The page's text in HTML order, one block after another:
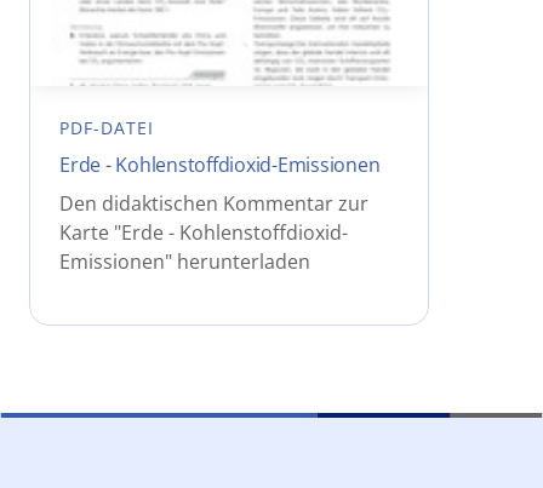
PDF-DATEI
Erde - Kohlenstoffdioxid-Emissionen
Den didaktischen Kommentar zur
Karte "Erde - Kohlenstoffdioxid-
Emissionen" herunterladen